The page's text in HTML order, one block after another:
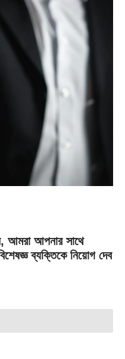
আমরা আপনার সাথে
ব্যক্তিকে নিয়োগ দেব